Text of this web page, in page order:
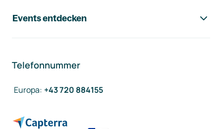
Events entdecken
Telefonnummer
Europa: +43 720 884155